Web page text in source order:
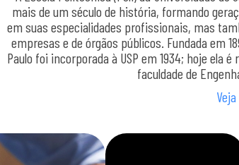
mais de um século de história, formando
em suas especialidades profissionais, mas
empresas e de órgãos públicos. Fundada em
Paulo foi incorporada à USP em 1934; hoje ela
faculdade de